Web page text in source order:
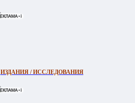
ИЗДАНИЯ / ИССЛЕДОВАНИЯ